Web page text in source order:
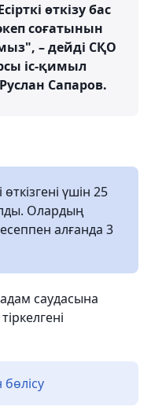
өткізу бас
соғатынын
– дейді СҚО
іс-қимыл
Сапаров.
үшін 25
Олардың
алғанда 3
саудасына